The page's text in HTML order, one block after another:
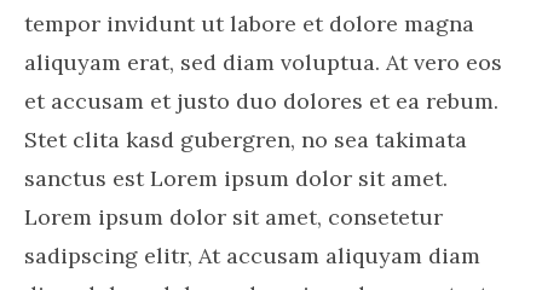
tempor invidunt ut labore et dolore magna
aliquyam erat, sed diam voluptua. At vero eos
et accusam et justo duo dolores et ea rebum.
Stet clita kasd gubergren, no sea takimata
sanctus est Lorem ipsum dolor sit amet.
Lorem ipsum dolor sit amet, consetetur
sadipscing elitr, At accusam aliquyam diam